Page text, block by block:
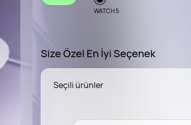
WATCH 5
Size Özel En İyi Seçenek
Seçili ürünler